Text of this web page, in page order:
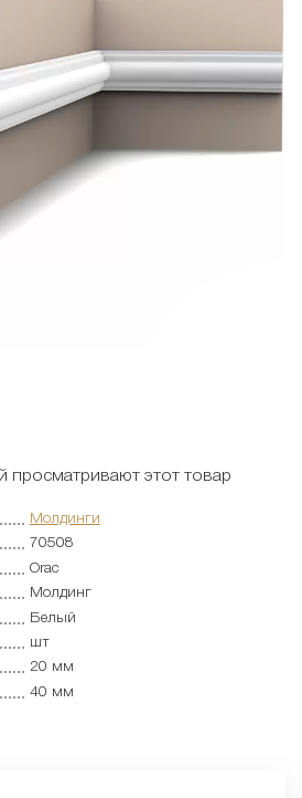
просматривают этот товар
Молдинги
70508
Orac
Молдинг
Белый
шт
20 мм
40 мм